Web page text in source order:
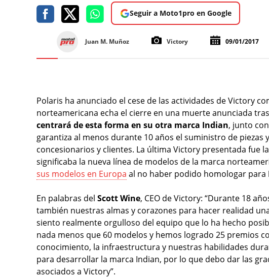
Seguir a Moto1pro en Google
Juan M. Muñoz Victory 09/01/2017
Polaris ha anunciado el cese de las actividades de Victory
norteamericana echa el cierre en una muerte anunciada
centrará de esta forma en su otra marca Indian, junto
garantiza al menos durante 10 años el suministro de piezas
concesionarios y clientes. La última Victory presentada fue la
significaba la nueva línea de modelos de la marca
sus modelos en Europa al no haber podido homologar
En palabras del Scott Wine, CEO de Victory: “Durante 18
también nuestras almas y corazones para hacer realidad
siento realmente orgulloso del equipo que lo ha hecho
nada menos que 60 modelos y hemos logrado 25 premios
conocimiento, la infraestructura y nuestras habilidades
para desarrollar la marca Indian, por lo que debo dar las
asociados a Victory”.